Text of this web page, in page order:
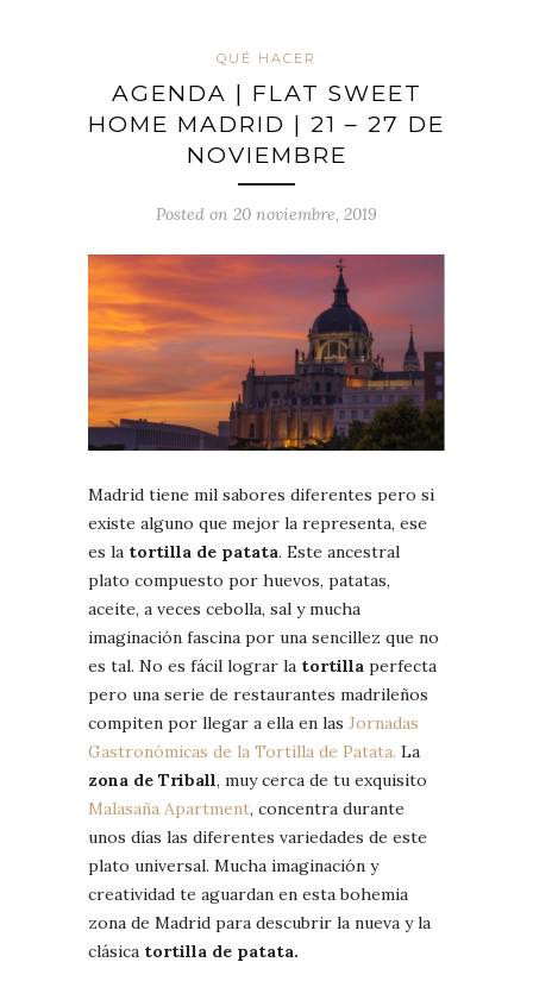
QUÉ HACER
AGENDA | FLAT SWEET
HOME MADRID | 21 – 27 DE
NOVIEMBRE
Posted on 20 noviembre, 2019
Madrid tiene mil sabores diferentes pero si
existe alguno que mejor la representa, ese
es la tortilla de patata. Este ancestral
plato compuesto por huevos, patatas,
aceite, a veces cebolla, sal y mucha
imaginación fascina por una sencillez que no
es tal. No es fácil lograr la tortilla perfecta
pero una serie de restaurantes madrileños
compiten por llegar a ella en las Jornadas
Gastronómicas de la Tortilla de Patata. La
zona de Triball, muy cerca de tu exquisito
Malasaña Apartment, concentra durante
unos días las diferentes variedades de este
plato universal. Mucha imaginación y
creatividad te aguardan en esta bohemia
zona de Madrid para descubrir la nueva y la
clásica tortilla de patata.